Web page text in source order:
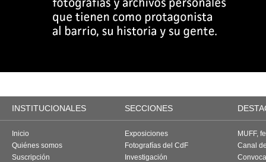
INSTITUCIONALES SECCIONES
Inicio
Quiénes somos
Suscripción
Exposiciones
Fotografías del CdF
Investigación
MUFF,
Canal